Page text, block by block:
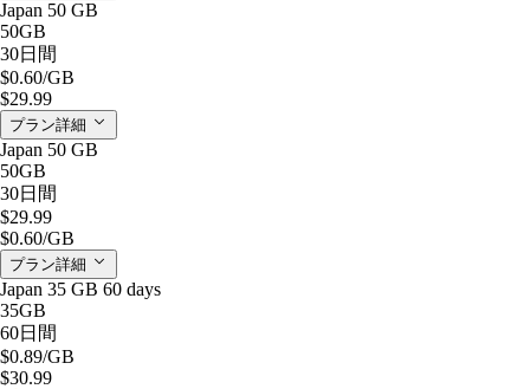
Japan 50 GB
50GB
30日間
$0.60/GB
$29.99
プラン詳細
Japan 50 GB
50GB
30日間
$29.99
$0.60/GB
プラン詳細
Japan 35 GB 60 days
35GB
60日間
$0.89/GB
$30.99